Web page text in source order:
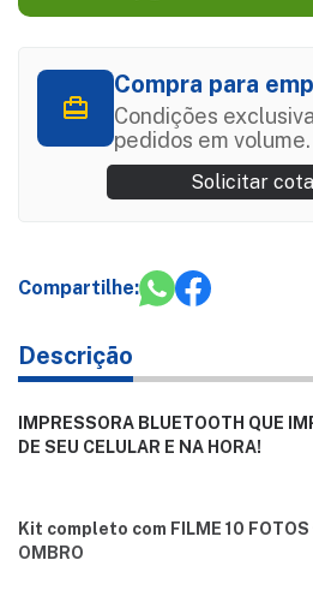
Compra para
Condições
pedidos em volume.
Solicitar
Compartilhe:
Descrição
IMPRESSORA BLUETOOTH QUE
DE SEU CELULAR E NA HORA!
Kit completo com FILME 10 FOTOS
OMBRO